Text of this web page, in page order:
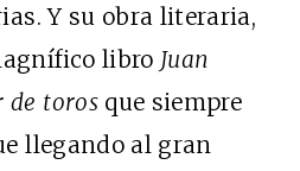
Y su obra literaria,
libro Juan
de toros que siempre
llegando al gran